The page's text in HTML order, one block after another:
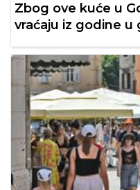
Zbog ove kuće u
vraćaju iz godine u